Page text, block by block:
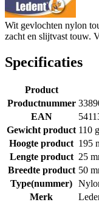
Wit gevlochten nylon
zacht en slijtvast touw.
Specificaties
Product
Productnummer
EAN
Gewicht product 110
Hoogte product 195
Lengte product 25
Breedte product 50
Type(nummer)
Merk